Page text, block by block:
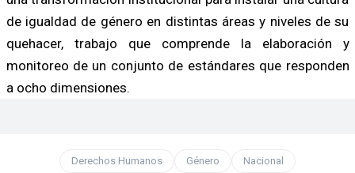
de igualdad de género en distintas áreas y niveles de su
quehacer, trabajo que comprende la elaboración y
monitoreo de un conjunto de estándares que responden
a ocho dimensiones.
Derechos Humanos Género Nacional